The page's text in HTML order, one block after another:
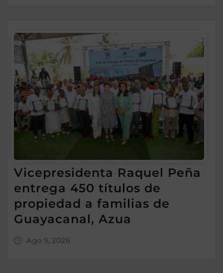
Vicepresidenta Raquel Peña
entrega 450 títulos de
propiedad a familias de
Guayacanal, Azua
Ago 9, 2026